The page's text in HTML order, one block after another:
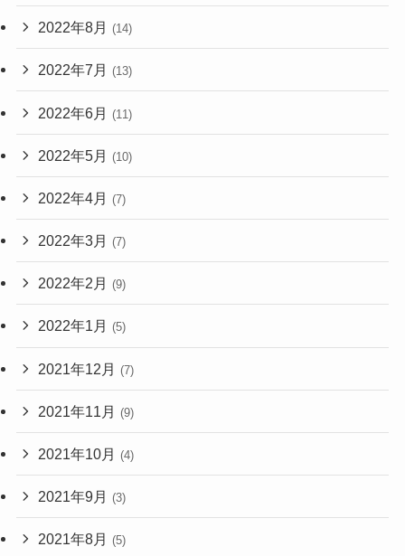
2022年8月 (14)
2022年7月 (13)
2022年6月 (11)
2022年5月 (10)
2022年4月 (7)
2022年3月 (7)
2022年2月 (9)
2022年1月 (5)
2021年12月 (7)
2021年11月 (9)
2021年10月 (4)
2021年9月 (3)
2021年8月 (5)